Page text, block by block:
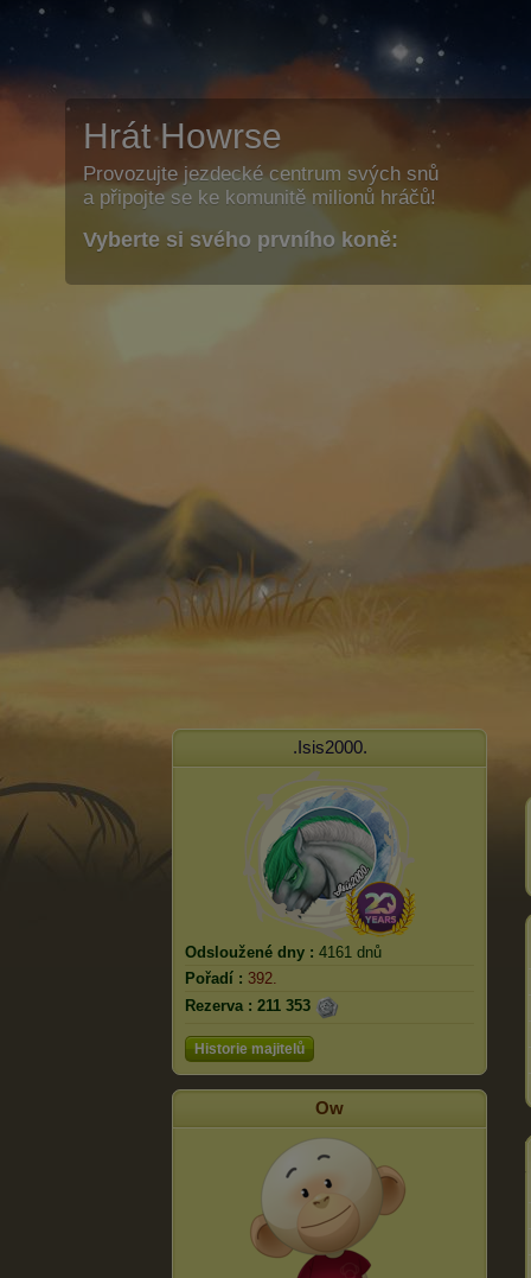
Hrát Howrse
Provozujte jezdecké centrum svých snů
a připojte se ke komunitě milionů hráčů!
Vyberte si svého prvního koně:
.Isis2000.
Odsloužené dny : 4161 dnů
Pořadí : 392.
Rezerva : 211 353
Historie majitelů
Ow